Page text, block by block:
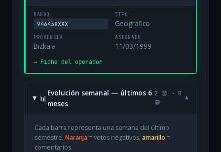
RANGO
94643XXXX
TIPO
Geográfico
PROVINCIA
Bizkaia
ASIGNADO
11/03/1999
→ Ficha del operador
📊
Evolución semanal — últimos 6
meses
2 😡 · 0
💬
▾
Cada barra representa una semana del último
semestre. Naranja= votos negativos, amarillo =
comentarios.